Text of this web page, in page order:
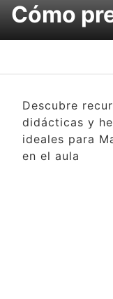
Cómo
Descubre
didácticas y
ideales para
en el aula